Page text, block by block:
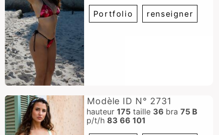
Portfolio renseigner
Modèle ID N° 2731
hauteur 175taille 36 bra 75 B
p/t/h 83 66 101